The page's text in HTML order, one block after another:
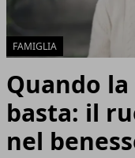
FAMIGLIA
Quando
basta: il
nel